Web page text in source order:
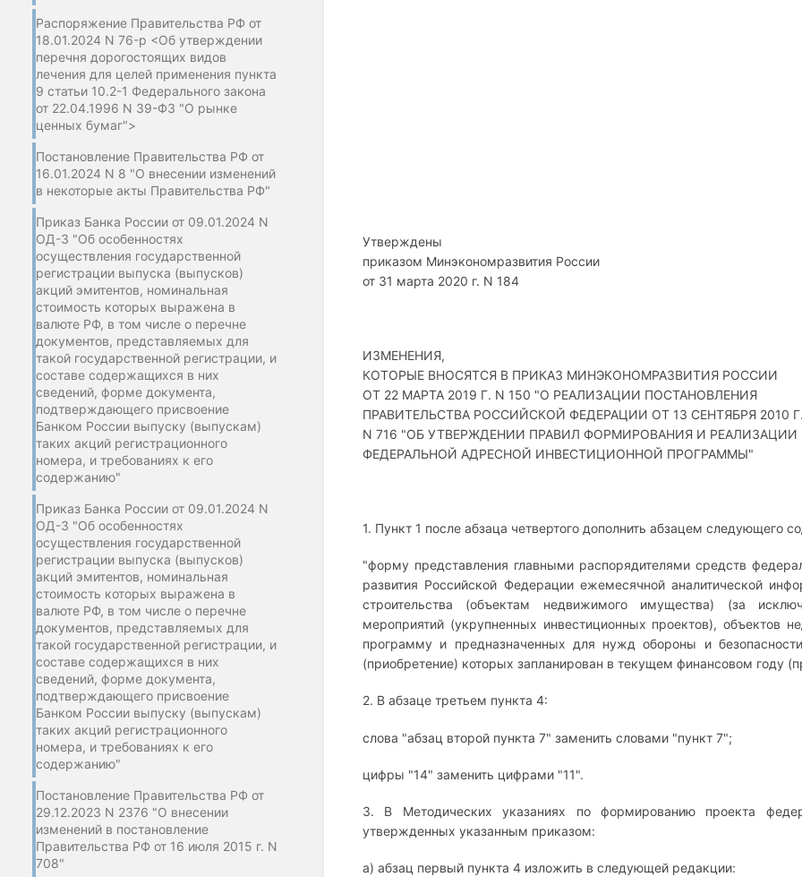
Распоряжение Правительства РФ от
18.01.2024 N 76-р <Об утверждении
перечня дорогостоящих видов
лечения для целей применения пункта
9 статьи 10.2-1 Федерального закона
от 22.04.1996 N 39-ФЗ "О рынке
ценных бумаг">
Постановление Правительства РФ от
16.01.2024 N 8 "О внесении изменений
в некоторые акты Правительства РФ"
Приказ Банка России от 09.01.2024 N
ОД-3 "Об особенностях
осуществления государственной
регистрации выпуска (выпусков)
акций эмитентов, номинальная
стоимость которых выражена в
валюте РФ, в том числе о перечне
документов, представляемых для
такой государственной регистрации, и
составе содержащихся в них
сведений, форме документа,
подтверждающего присвоение
Банком России выпуску (выпускам)
таких акций регистрационного
номера, и требованиях к его
содержанию"
Приказ Банка России от 09.01.2024 N
ОД-3 "Об особенностях
осуществления государственной
регистрации выпуска (выпусков)
акций эмитентов, номинальная
стоимость которых выражена в
валюте РФ, в том числе о перечне
документов, представляемых для
такой государственной регистрации, и
составе содержащихся в них
сведений, форме документа,
подтверждающего присвоение
Банком России выпуску (выпускам)
таких акций регистрационного
номера, и требованиях к его
содержанию"
Постановление Правительства РФ от
29.12.2023 N 2376 "О внесении
изменений в постановление
Правительства РФ от 16 июля 2015 г. N
708"
Утверждены
приказом Минэкономразвития России
от 31 марта 2020 г. N 184
ИЗМЕНЕНИЯ,
КОТОРЫЕ ВНОСЯТСЯ В ПРИКАЗ МИНЭКОНОМРАЗВИТИЯ РОССИИ
ОТ 22 МАРТА 2019 Г. N 150 "О РЕАЛИЗАЦИИ ПОСТАНОВЛЕНИЯ
ПРАВИТЕЛЬСТВА РОССИЙСКОЙ ФЕДЕРАЦИИ ОТ 13 СЕНТЯБРЯ 2010
N 716 "ОБ УТВЕРЖДЕНИИ ПРАВИЛ ФОРМИРОВАНИЯ И РЕАЛИЗАЦИИ
ФЕДЕРАЛЬНОЙ АДРЕСНОЙ ИНВЕСТИЦИОННОЙ ПРОГРАММЫ"
1. Пункт 1 после абзаца четвертого дополнить абзацем следующего
"форму представления главными распорядителями средств
развития Российской Федерации ежемесячной аналитической
строительства (объектам недвижимого имущества) (за
мероприятий (укрупненных инвестиционных проектов), объектов
программу и предназначенных для нужд обороны и
(приобретение) которых запланирован в текущем финансовом году
2. В абзаце третьем пункта 4:
слова "абзац второй пункта 7" заменить словами "пункт 7";
цифры "14" заменить цифрами "11".
3. В Методических указаниях по формированию проекта
утвержденных указанным приказом:
а) абзац первый пункта 4 изложить в следующей редакции: